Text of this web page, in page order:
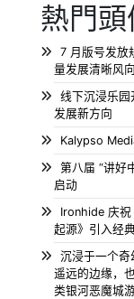
熱門
7 月版号发放
量发展清晰风向
线下沉浸乐园
发展新方向
Kalypso
第八届 “讲好
启动
Ironhide 庆祝
起源》引入经
沉浸于一个奇
遥远的边缘，
类银河恶魔城